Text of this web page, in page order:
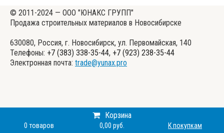
Корзина
0 товаров 0,00 руб. К покупкам
© 2011-2024 — ООО "ЮНАКС ГРУПП"
Продажа строительных материалов в Новосибирске
630080, Россия, г. Новосибирск, ул. Первомайская, 140
Телефоны: +7 (383) 338-35-44, +7 (923) 238-35-44
Электронная почта: trade@yunax.pro